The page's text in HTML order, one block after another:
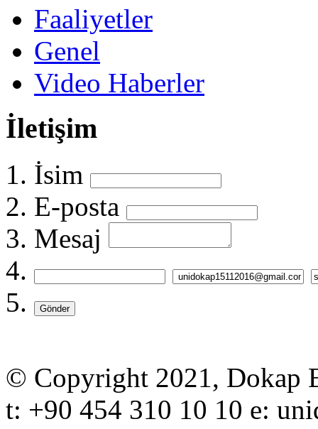
Faaliyetler
Genel
Video Haberler
İletişim
İsim
E-posta
Mesaj
Gönder
© Copyright 2021, Dokap
t: +90 454 310 10 10 e: